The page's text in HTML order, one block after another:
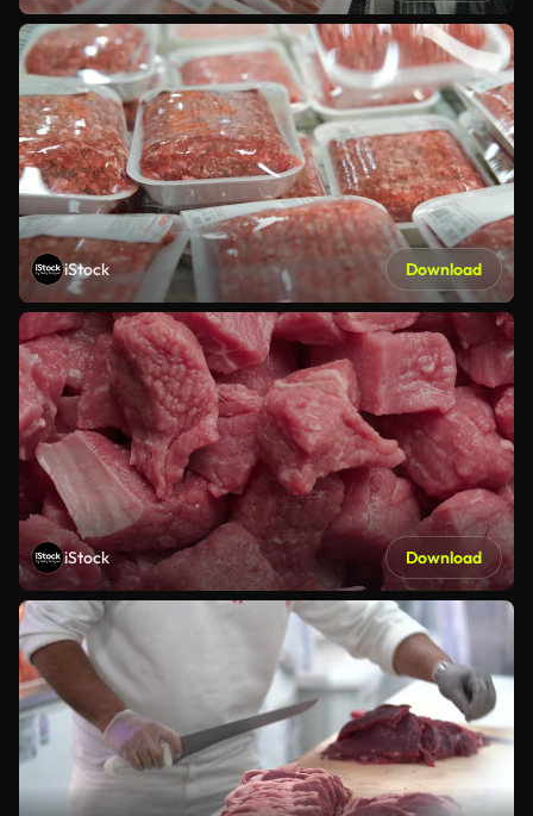
iStock Download
iStock Download